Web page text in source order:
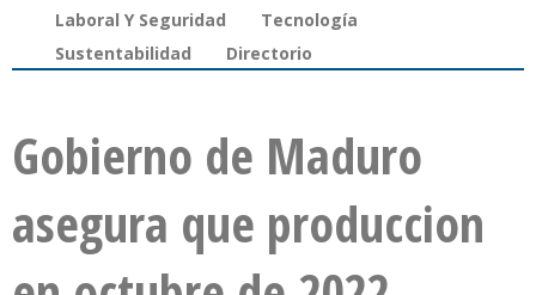
Laboral Y Seguridad
Tecnología
Sustentabilidad
Directorio
Gobierno de Maduro
asegura que produccion